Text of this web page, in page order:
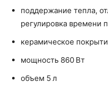
поддержание тепла,
регулировка времени
керамическое
мощность 860 Вт
объем 5 л